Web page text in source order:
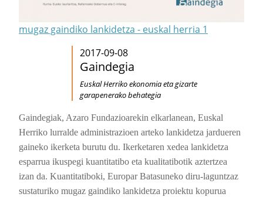
mugaz gaindiko lankidetza - euskal herria 1
2017-09-08
Gaindegia
Euskal Herriko ekonomia eta gizarte
garapenerako behategia
Gaindegiak, Azaro Fundazioarekin elkarlanean, Euskal
Herriko lurralde administrazioen arteko lankidetza jardueren
gaineko ikerketa burutu du. Ikerketaren xedea lankidetza
esparrua ikuspegi kuantitatibo eta kualitatibotik aztertzea
izan da. Kuantitatiboki, Europar Batasuneko diru-laguntzaz
sustaturiko mugaz gaindiko lankidetza proiektu kopurua